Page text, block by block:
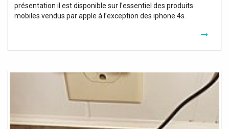
présentation il est disponible sur l’essentiel des produits
mobiles vendus par apple à l’exception des iphone 4s.
Prise